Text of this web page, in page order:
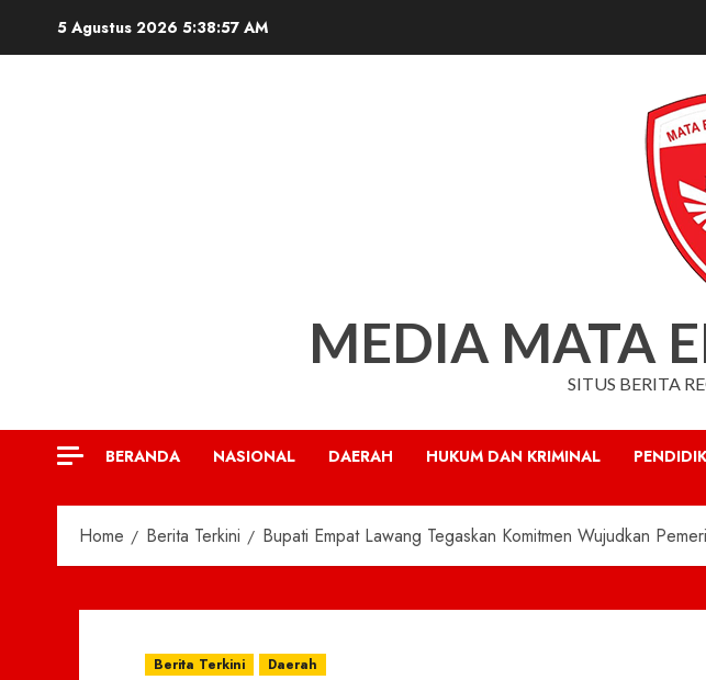
5 Agustus 2026 5:38:59 AM
MEDIA MATA
SITUS BERITA
BERANDA NASIONAL DAERAH HUKUM DAN KRIMINAL
Home Berita Terkini Bupati Empat Lawang Tegaskan Komitmen Wujudkan
Berita Terkini Daerah